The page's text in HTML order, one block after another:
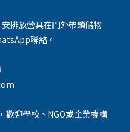
排放營具在門外帶鎖儲物
聯絡。
歡迎學校丶NGO或企業機構